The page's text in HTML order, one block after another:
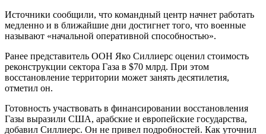
Источники сообщили, что командный центр начнет работать
медленно и в ближайшие дни достигнет того, что военные
называют «начальной оперативной способностью».
Ранее представитель ООН Яко Силлиерс оценил стоимость
реконструкции сектора Газа в $70 млрд. При этом
восстановление территории может занять десятилетия,
отметил он.
Готовность участвовать в финансировании восстановления
Газы выразили США, арабские и европейские государства,
добавил Силлиерс. Он не привел подробностей. Как уточнил